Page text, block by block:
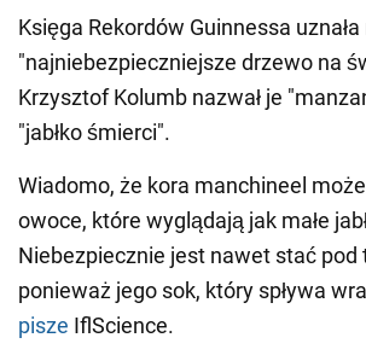
Księga Rekordów Guinnessa
"najniebezpieczniejsze drzewo na
Krzysztof Kolumb nazwał je
"jabłko śmierci".
Wiadomo, że kora manchineel
owoce, które wyglądają jak małe
Niebezpiecznie jest nawet stać
ponieważ jego sok, który spływa
pisze IflScience.